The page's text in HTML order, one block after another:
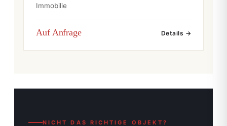
Immobilie
Auf Anfrage Details →
NICHT DAS RICHTIGE OBJEKT?